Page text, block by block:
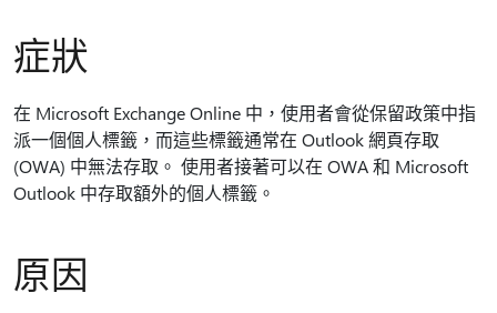
症狀
在 Microsoft Exchange Online 中，使用者會從保留政策中指
派一個個人標籤，而這些標籤通常在 Outlook 網頁存取
(OWA) 中無法存取。 使用者接著可以在 OWA 和 Microsoft
Outlook 中存取額外的個人標籤。
原因